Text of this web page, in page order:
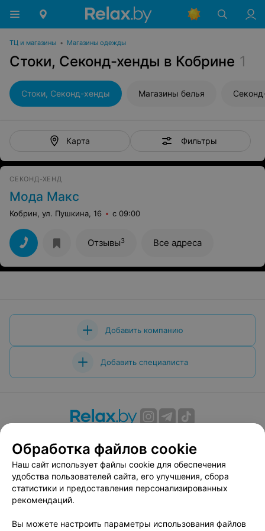
ТЦ и магазины • Магазины одежды
Стоки, Секонд-хенды в Кобрине 1
Стоки, Секонд-хенды Магазины белья
Карта Фильтры
СЕКОНД-ХЕНД
Мода Макс
Кобрин, ул. Пушкина, 16 с 09:00
Отзывы3 Все адреса
Добавить компанию
Добавить специалиста
Вакансии
Публичный договор
Способы оплаты
Публичный договор по использованию сервиса
«Афиша»
Пользовательское соглашение
Обработка файлов cookie
Наш сайт использует файлы cookie для обеспечения
удобства пользователей сайта, его улучшения, сбора
статистики и предоставления персонализированных
рекомендаций.
Вы можете настроить параметры использования файлов